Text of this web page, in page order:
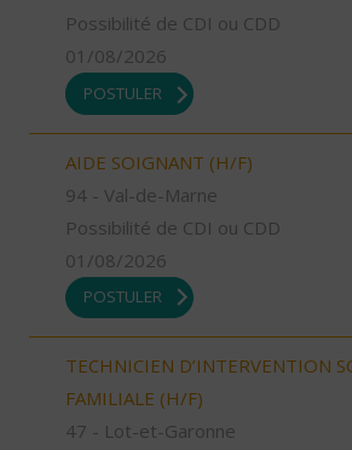
Possibilité de CDI ou CDD
01/08/2026
POSTULER
AIDE SOIGNANT (H/F)
94 - Val-de-Marne
Possibilité de CDI ou CDD
01/08/2026
POSTULER
TECHNICIEN D’INTERVENTION
FAMILIALE (H/F)
47 - Lot-et-Garonne